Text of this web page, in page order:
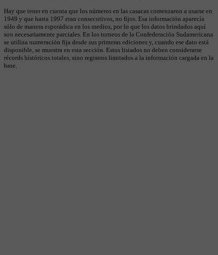
Hay que tener en cuenta que los números en las casacas comenzaron a usarse en
1949 y que hasta 1997 eran consecutivos, no fijos. Esa información aparecía
sólo de manera esporádica en los medios, por lo que los datos brindados aquí
son necesariamente parciales. En los torneos de la Confederación Sudamericana
se utiliza numeración fija desde sus primeras ediciones y, cuando ese dato está
disponible, se muestra en esta sección. Estos listados no deben considerarse
récords históricos totales, sino registros limitados a la información cargada en la
base.